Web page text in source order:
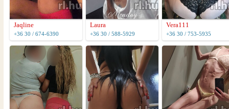
Jaqline
+36 30 / 674-6390
Laura
+36 30 / 588-5929
Vera111
+36 30 / 753-5935